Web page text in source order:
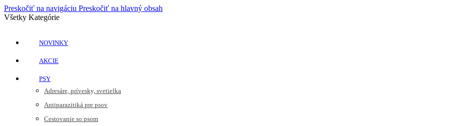
Preskočiť na navigáciu Preskočiť na hlavný obsah
Všetky Kategórie
NOVINKY
AKCIE
PSY
Adresáre, prívesky, svetielka
Antiparazitiká pre psov
Cestovanie so psom